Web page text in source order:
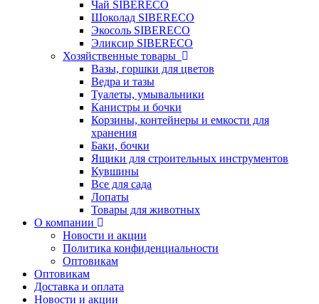
Чай SIBERECO
Шоколад SIBERECO
Экосоль SIBERECO
Эликсир SIBERECO
Хозяйственные товары
Вазы, горшки для цветов
Ведра и тазы
Туалеты, умывальники
Канистры и бочки
Корзины, контейнеры и емкости для
хранения
Баки, бочки
Ящики для строительных инструментов
Кувшины
Все для сада
Лопаты
Товары для животных
О компании
Новости и акции
Политика конфиденциальности
Оптовикам
Оптовикам
Доставка и оплата
Новости и акции